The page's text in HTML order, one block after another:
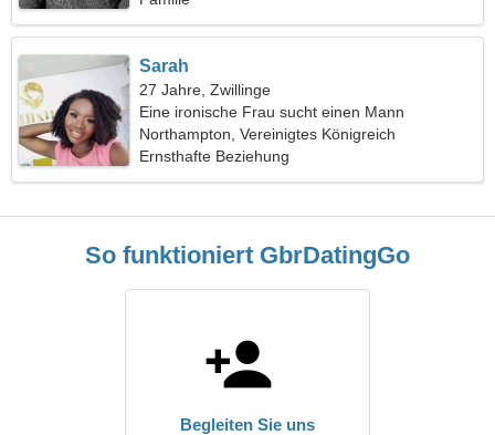
Sarah
27 Jahre, Zwillinge
Eine ironische Frau sucht einen Mann
Northampton, Vereinigtes Königreich
Ernsthafte Beziehung
So funktioniert GbrDatingGo
Begleiten Sie uns